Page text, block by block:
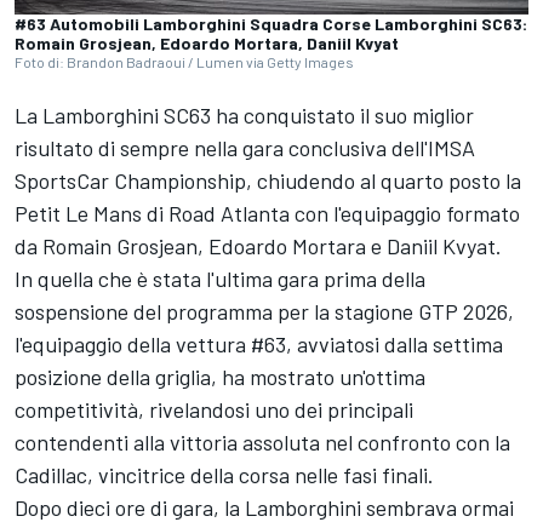
#63 Automobili Lamborghini Squadra Corse Lamborghini SC63:
Romain Grosjean, Edoardo Mortara, Daniil Kvyat
Foto di: Brandon Badraoui / Lumen via Getty Images
La Lamborghini SC63 ha conquistato il suo miglior
risultato di sempre nella gara conclusiva dell'IMSA
SportsCar Championship, chiudendo al quarto posto la
Petit Le Mans di Road Atlanta con l'equipaggio formato
da Romain Grosjean, Edoardo Mortara e Daniil Kvyat.
In quella che è stata l'ultima gara prima della
sospensione del programma per la stagione GTP 2026,
l'equipaggio della vettura #63, avviatosi dalla settima
posizione della griglia, ha mostrato un'ottima
competitività, rivelandosi uno dei principali
contendenti alla vittoria assoluta nel confronto con la
Cadillac, vincitrice della corsa nelle fasi finali.
Dopo dieci ore di gara, la Lamborghini sembrava ormai